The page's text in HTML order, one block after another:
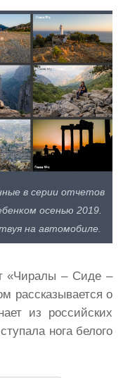
в серии отчетов
осенью 2019.
на автомобиле.
«Чиралы – Сиде –
рассказывается о
из российских
нога белого